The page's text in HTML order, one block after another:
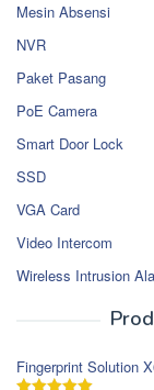
Mesin Absensi
NVR
Paket Pasang
PoE Camera
Smart Door Lock
SSD
VGA Card
Video Intercom
Wireless Intrusion
Fingerprint Solution